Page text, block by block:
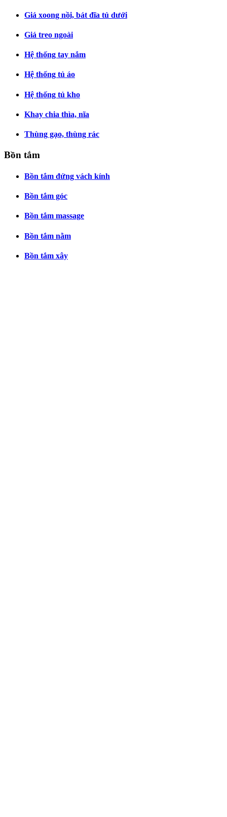
Giá xoong nồi, bát đĩa tủ dưới
Giá treo ngoài
Hệ thống tay nắm
Hệ thống tủ áo
Hệ thống tủ kho
Khay chia thìa, nĩa
Thùng gạo, thùng rác
Bồn tắm
Bồn tắm đứng vách kính
Bồn tắm góc
Bồn tắm massage
Bồn tắm nằm
Bồn tắm xây